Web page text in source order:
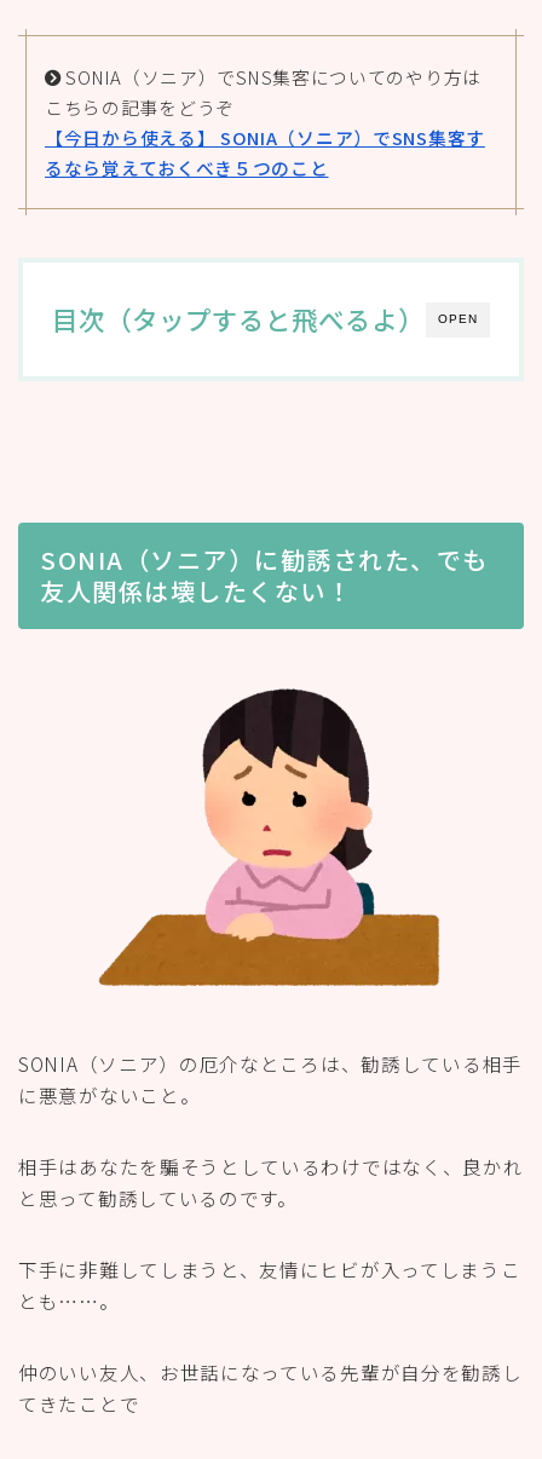
SONIA（ソニア）でSNS集客についてのやり方は
こちらの記事をどうぞ
【今日から使える】 SONIA（ソニア）でSNS集客す
るなら覚えておくべき５つのこと
OPEN
目次（タップすると飛べるよ）
SONIA（ソニア）に勧誘された、でも
友人関係は壊したくない！
SONIA（ソニア）の厄介なところは、勧誘している相手
に悪意がないこと。
相手はあなたを騙そうとしているわけではなく、良かれ
と思って勧誘しているのです。
下手に非難してしまうと、友情にヒビが入ってしまうこ
とも……。
仲のいい友人、お世話になっている先輩が自分を勧誘し
てきたことで